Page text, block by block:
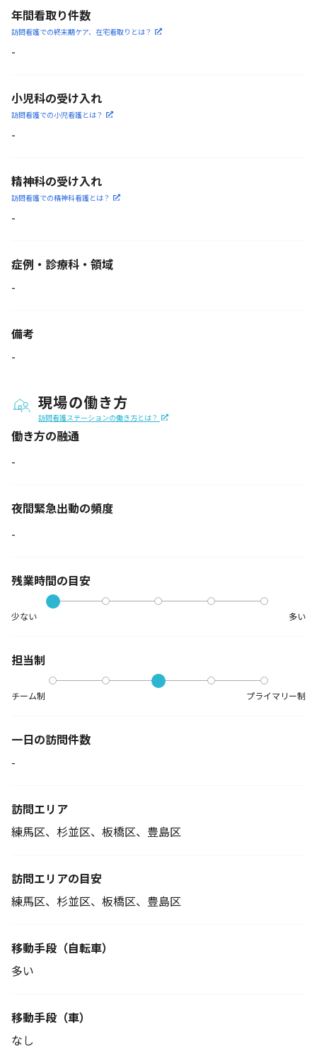
年間看取り件数
訪問看護での終末期ケア、 在宅看取りとは？
-
小児科の受け入れ
訪問看護での小児看護とは？
-
精神科の受け入れ
訪問看護での精神科看護とは？
-
症例・診療科・ 領域
-
備考
-
現場の働き方
訪問看護ステーションの働き方とは？
働き方の融通
-
夜間緊急出動の頻度
-
残業時間の目安
少ない 多い
担当制
チーム制 プライマリー制
一日の訪問件数
-
訪問エリア
練馬区、杉並区、板橋区、豊島区
訪問エリアの目安
練馬区、杉並区、板橋区、豊島区
移動手段 （自転車）
多い
移動手段（車）
なし